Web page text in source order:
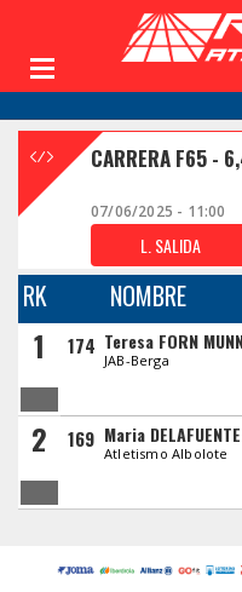
CARRERA F65 -
07/06/2025 - 11:00
L. SALIDA
RK NOMBRE
1 174 Teresa FORN
JAB-Berga
2 169 Maria
Atletismo Albolote